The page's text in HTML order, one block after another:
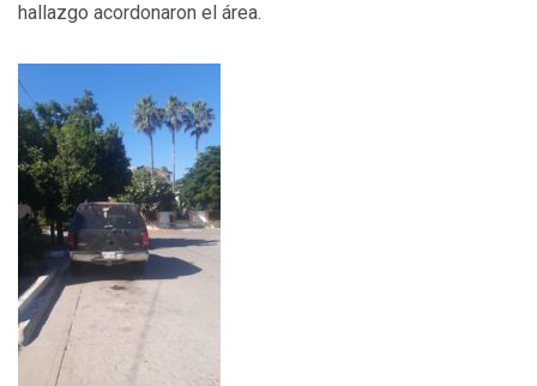
hallazgo acordonaron el área.